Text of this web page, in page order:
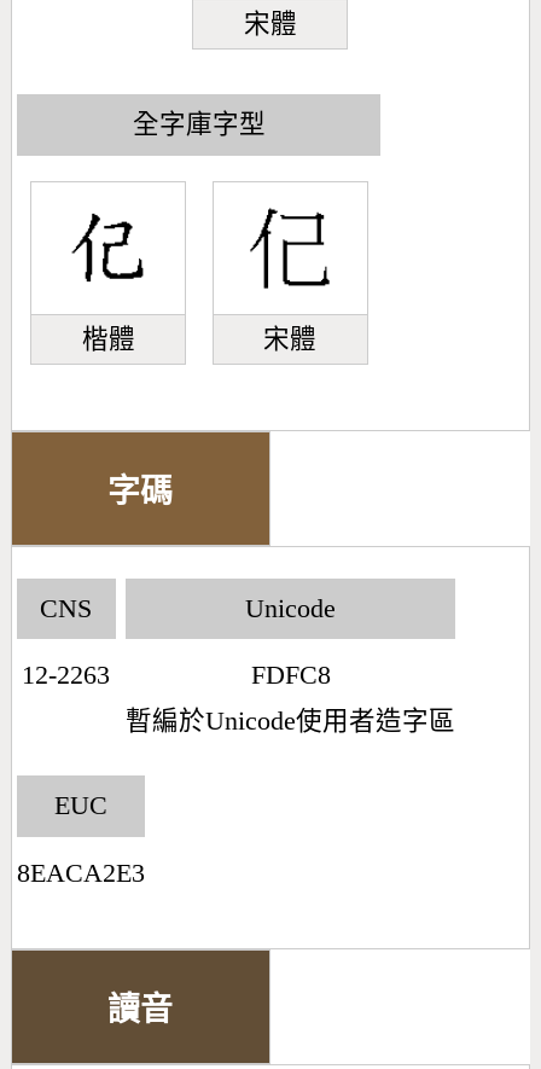
宋體
全字庫字型
楷體 宋體
字碼
CNS
12-2263
Unicode
FDFC8
暫編於Unicode使用者造字區
EUC
8EACA2E3
讀音